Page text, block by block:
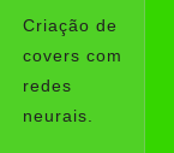
Criação de
covers com
redes
neurais.